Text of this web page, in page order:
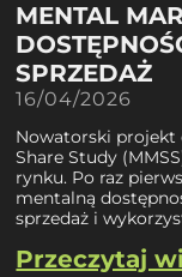
MENTAL
SPRZEDAŻ
16/04/2026
Nowatorski projekt
Share Study
rynku. Po raz
mentalną
sprzedaż i
Przeczytaj